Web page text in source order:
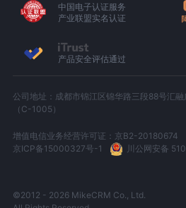
中国电子认证服务
产业联盟实名认证
产品安全评估通过
公司地址：成都市锦江区锦华路三段88号汇
（C-1005）
增值电信业务经营许可证：京B2-20180674
京ICP备15000327号-1
川公网安备
©2012 - 2026 MikeCRM Co., Ltd.